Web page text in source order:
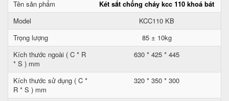
Tên sản phẩm
Két sắt chống cháy kcc 110 khoá bát
Model
KCC110 KB
Trọng lượng
85 ± 10kg
Kích thước ngoài ( C * R
* S ) mm
630 * 425 * 445
Kích thước sử dụng ( C *
R * S ) mm
320 * 350 * 300